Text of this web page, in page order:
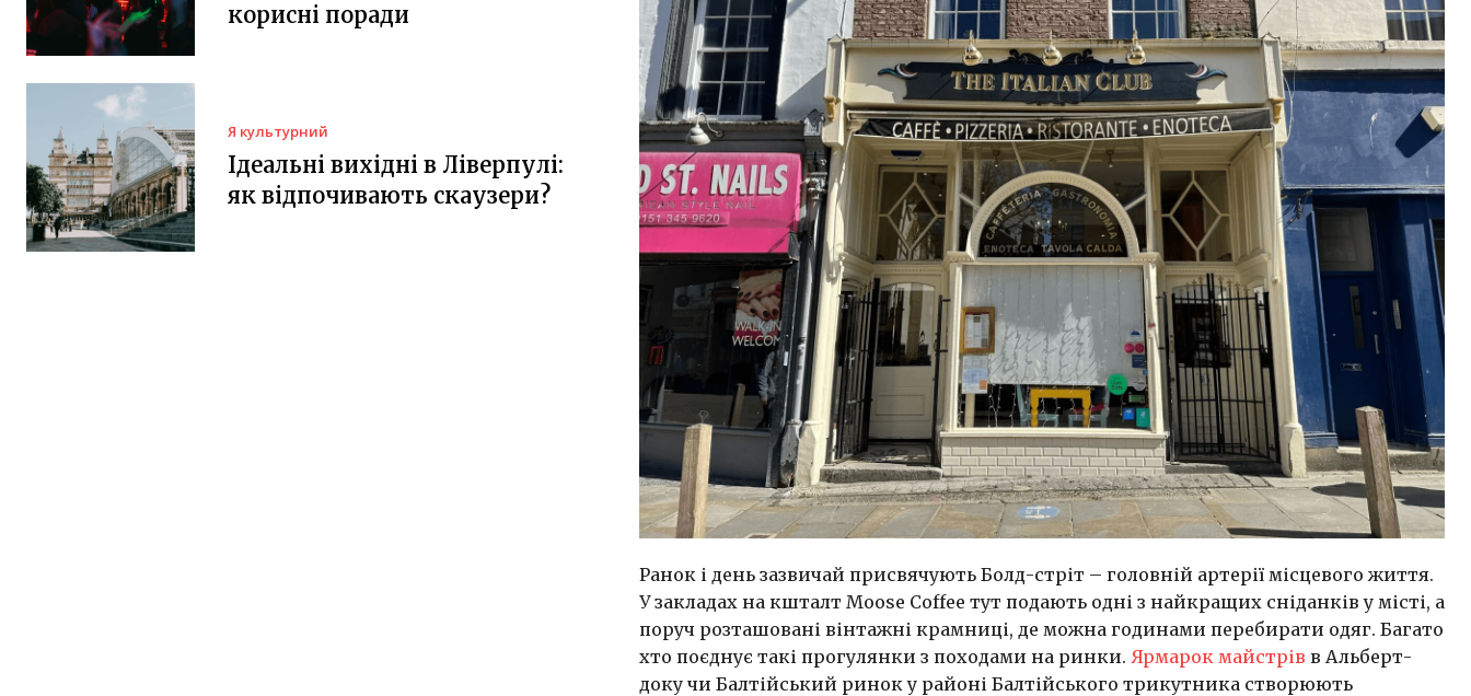
корисні поради
Я культурний
Ідеальні вихідні в Ліверпулі:
як відпочивають скаузери?
Ранок і день зазвичай присвячують Болд-стріт – головній артерії місцевого життя.
У закладах на кшталт Moose Coffee тут подають одні з найкращих сніданків у місті, а
поруч розташовані вінтажні крамниці, де можна годинами перебирати одяг. Багато
хто поєднує такі прогулянки з походами на ринки. Ярмарок майстрів в Альберт-
доку чи Балтійський ринок у районі Балтійського трикутника створюють